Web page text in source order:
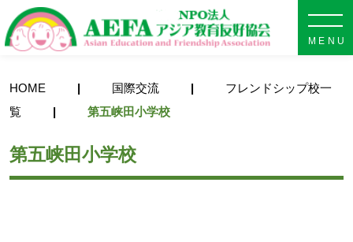
HOME 国際交流
フレンドシップ校一
覧
第五峡田小学校
第五峡田小学校